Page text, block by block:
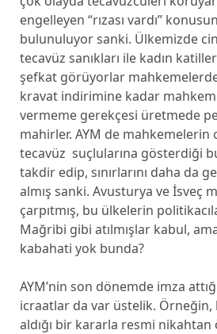
engelleyen “rızası vardı”
bulunuluyor sanki. Ülkemizde
tecavüz sanıkları ile kadın
şefkat görüyorlar
kravat indirimine kadar
vermeme gerekçesi üretmede
mahirler. AYM de mahkemelerin
tecavüz suçlularına gösterdiği
takdir edip, sınırlarını daha da
almış sanki. Avusturya ve İsveç
çarpıtmış, bu ülkelerin
Mağribi gibi atılmışlar kabul,
kabahati yok bunda?
AYM’nin son dönemde imza
icraatlar da var üstelik. Örneğin,
aldığı bir kararla resmi